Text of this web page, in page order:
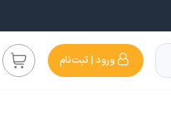
ورود | ثبت‌نام